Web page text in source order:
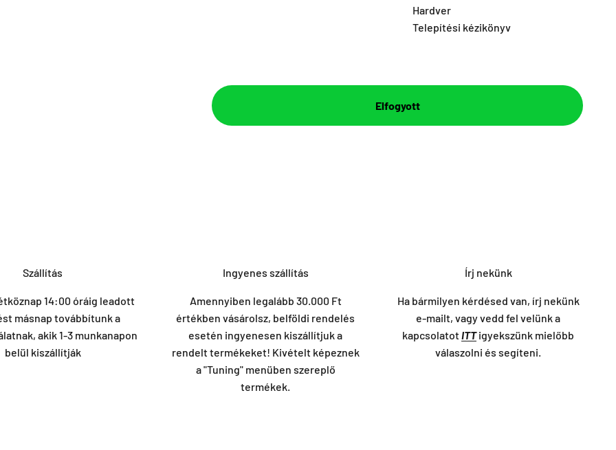
Hardver
Telepítési kézikönyv
Elfogyott
Szállítás
14:00 óráig leadott
másnap továbbítunk a
akik 1-3 munkanapon
belül kiszállítják
Ingyenes szállítás
Amennyiben legalább 30.000 Ft
értékben vásárolsz, belföldi rendelés
esetén ingyenesen kiszállítjuk a
rendelt termékeket! Kivételt képeznek
a "Tuning" menüben szereplő
termékek.
Írj nekünk
Ha bármilyen kérdésed van, írj nekünk
e-mailt, vagy vedd fel velünk a
kapcsolatotITTigyekszünk mielőbb
válaszolni és segíteni.